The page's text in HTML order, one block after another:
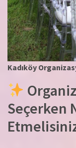
Kadıköy
Seçerken